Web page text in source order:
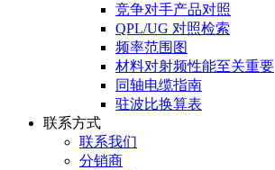
竞争对手产品对照
QPL/UG 对照检索
频率范围图
材料对射频性能至关重要
同轴电缆指南
驻波比换算表
联系方式
联系我们
分销商